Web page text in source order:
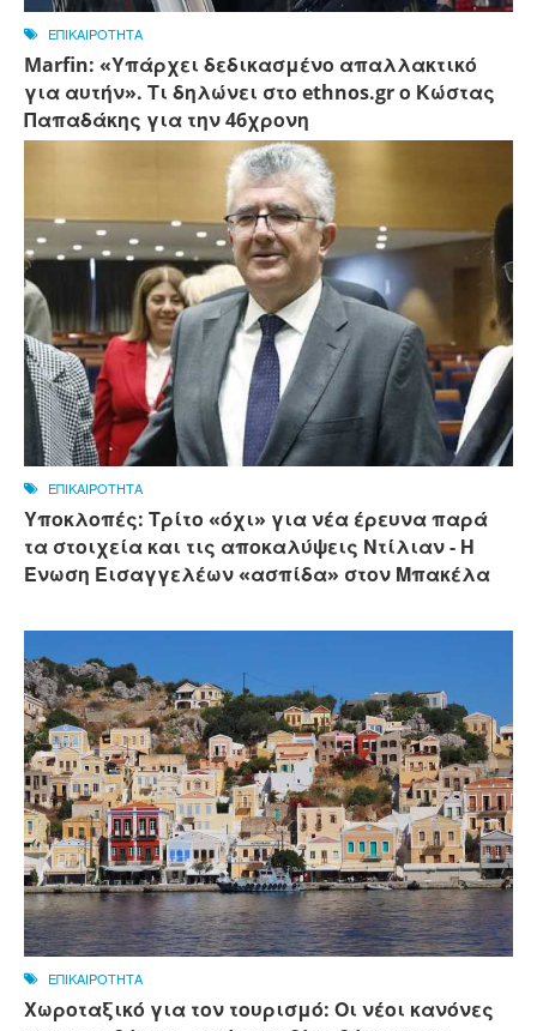
ΕΠΙΚΑΙΡΟΤΗΤΑ
Marfin: «Υπάρχει δεδικασμένο απαλλακτικό
για αυτήν». Τι δηλώνει στο ethnos.gr ο Κώστας
Παπαδάκης για την 46χρονη
ΕΠΙΚΑΙΡΟΤΗΤΑ
Υποκλοπές: Τρίτο «όχι» για νέα έρευνα παρά
τα στοιχεία και τις αποκαλύψεις Ντίλιαν - Η
Ένωση Εισαγγελέων «ασπίδα» στον Μπακέλα
ΕΠΙΚΑΙΡΟΤΗΤΑ
Χωροταξικό για τον τουρισμό: Οι νέοι κανόνες